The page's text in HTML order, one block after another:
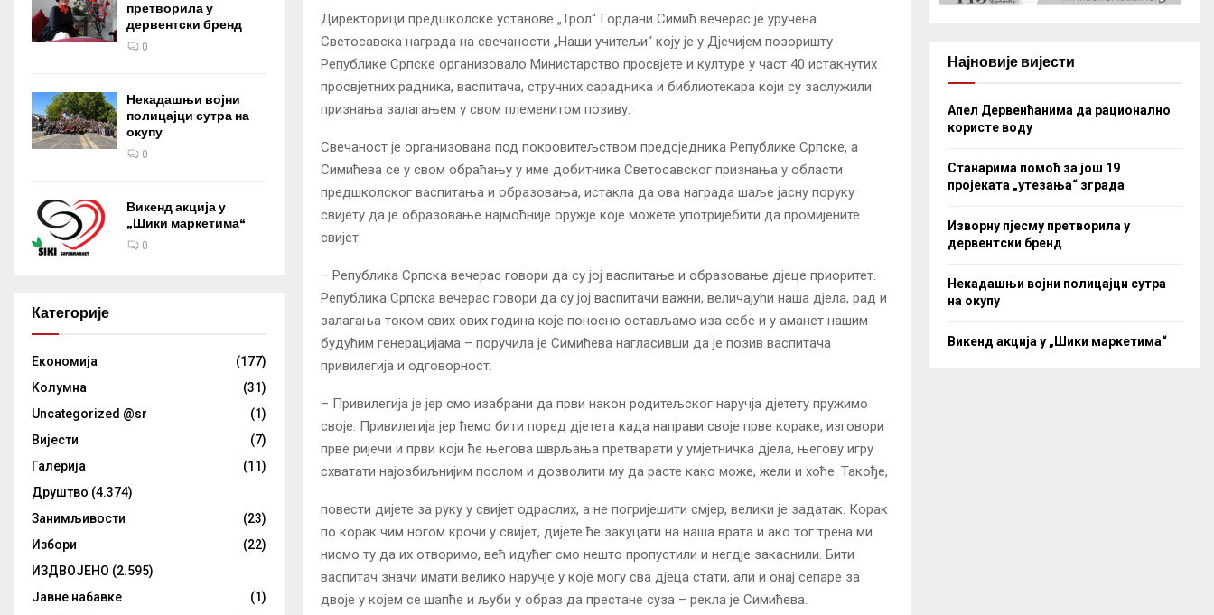
Директорици предшколске установе „Трол“ Гордани Симић вечерас је уручена
Светосавска награда на свечаности „Наши учитељи“ коју је у Дјечијем позоришту
Републике Српске организовало Министарство просвјете и културе у част 40 истакнутих
просвјетних радника, васпитача, стручних сарадника и библиотекара који су заслужили
признања залагањем у свом племенитом позиву.
Свечаност је организована под покровитељством предсједника Републике Српске, а
Симићева се у свом обраћању у име добитника Светосавског признања у области
предшколског васпитања и образовања, истакла да ова награда шаље јасну поруку
свијету да је образовање најмоћније оружје које можете употријебити да промијените
свијет.
– Република Српска вечерас говори да су јој васпитање и образовање дјеце приоритет.
Република Српска вечерас говори да су јој васпитачи важни, величајући наша дјела, рад и
залагања током свих ових година које поносно остављамо иза себе и у аманет нашим
будућим генерацијама – поручила је Симићева нагласивши да је позив васпитача
привилегија и одговорност.
– Привилегија је јер смо изабрани да први након родитељског наручја дјетету пружимо
своје. Привилегија јер ћемо бити поред дјетета када направи своје прве кораке, изговори
прве ријечи и први који ће његова шврљања претварати у умјетничка дјела, његову игру
схватати најозбиљнијим послом и дозволити му да расте како може, жели и хоће. Такође,
повести дијете за руку у свијет одраслих, а не погријешити смјер, велики је задатак. Корак
по корак чим ногом крочи у свијет, дијете ће закуцати на наша врата и ако тог трена ми
нисмо ту да их отворимо, већ идућег смо нешто пропустили и негдје закаснили. Бити
васпитач значи имати велико наручје у које могу сва дјеца стати, али и онај сепаре за
двоје у којем се шапће и љуби у образ да престане суза – рекла је Симићева.
претворила у
дервентски бренд
0
Некадашњи војни
полицајци сутра на
окупу
0
Викенд акција у
„Шики маркетима“
0
Категорије
Eкономија
(177)
Kолумнa
(31)
Uncategorized @sr
(1)
Вијести
(7)
Галерија
(11)
Друштво (4.374)
Занимљивости
(23)
Избори
(22)
ИЗДВОЈЕНО (2.595)
Јавне набавке
(1)
Најновије вијести
Апел Дервенћанима да рационално
користе воду
Станарима помоћ за још 19
пројеката „утезања“ зграда
Изворну пјесму претворила у
дервентски бренд
Некадашњи војни полицајци сутра
на окупу
Викенд акција у „Шики маркетима“